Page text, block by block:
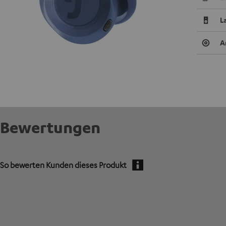
Bewertungen
So bewerten Kunden dieses Produkt